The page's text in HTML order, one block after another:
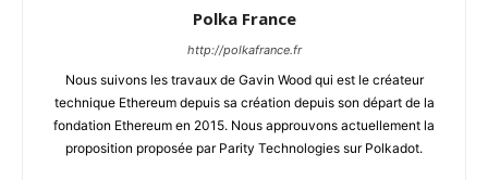
Polka France
http://polkafrance.fr
Nous suivons les travaux de Gavin Wood qui est le créateur
technique Ethereum depuis sa création depuis son départ de la
fondation Ethereum en 2015. Nous approuvons actuellement la
proposition proposée par Parity Technologies sur Polkadot.